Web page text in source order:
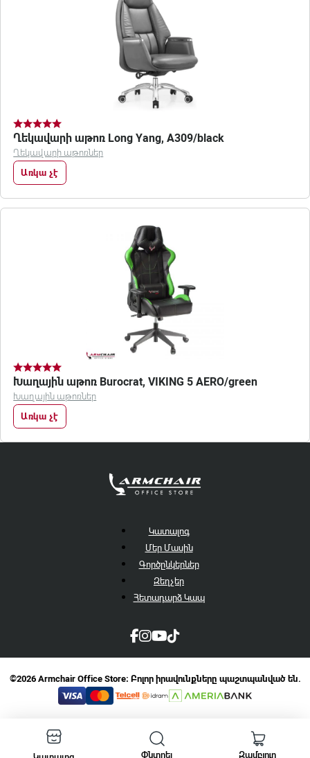
Ղեկավարի աթոռ Long Yang, A309/black
Ղեկավարի աթոռներ
Առկա չէ
Խաղային աթոռ Burocrat, VIKING 5 AERO/green
Խաղային աթոռներ
Առկա չէ
Կատալոգ
Մեր Մասին
Գործընկերներ
Զեղչեր
Հետադարձ Կապ
©2026 Armchair Office Store։ Բոլոր իրավունքները պաշտպանված են.
Փնտրել Զամբյուղ